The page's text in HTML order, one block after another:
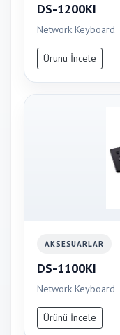
DS-1200KI
Network Keyboard
Ürünü İncele
AKSESUARLAR
DS-1100KI
Network Keyboard
Ürünü İncele